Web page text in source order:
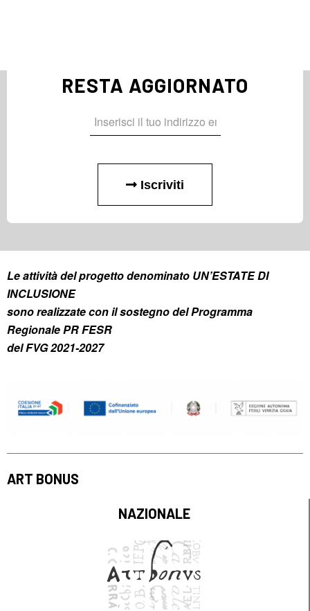
RESTA AGGIORNATO
Iscriviti
Le attività del progetto denominato UN’ESTATE DI
INCLUSIONE
sono realizzate con il sostegno del Programma
Regionale PR FESR
del FVG 2021-2027
ART BONUS
NAZIONALE